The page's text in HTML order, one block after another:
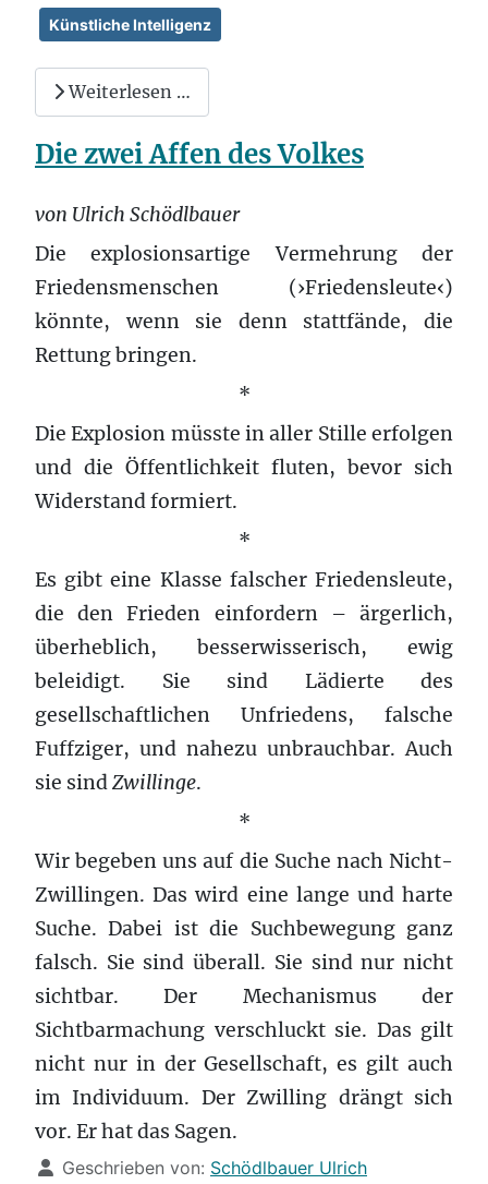
Künstliche Intelligenz
Weiterlesen …
Die zwei Affen des Volkes
von Ulrich Schödlbauer
Die explosionsartige Vermehrung der
Friedensmenschen (›Friedensleute‹)
könnte, wenn sie denn stattfände, die
Rettung bringen.
*
Die Explosion müsste in aller Stille erfolgen
und die Öffentlichkeit fluten, bevor sich
Widerstand formiert.
*
Es gibt eine Klasse falscher Friedensleute,
die den Frieden einfordern – ärgerlich,
überheblich, besserwisserisch, ewig
beleidigt. Sie sind Lädierte des
gesellschaftlichen Unfriedens, falsche
Fuffziger, und nahezu unbrauchbar. Auch
sie sindZwillinge.
*
Wir begeben uns auf die Suche nach Nicht-
Zwillingen. Das wird eine lange und harte
Suche. Dabei ist die Suchbewegung ganz
falsch. Sie sind überall. Sie sind nur nicht
sichtbar. Der Mechanismus der
Sichtbarmachung verschluckt sie. Das gilt
nicht nur in der Gesellschaft, es gilt auch
im Individuum. Der Zwilling drängt sich
vor. Er hat das Sagen.
DetailsGeschrieben von: Schödlbauer Ulrich